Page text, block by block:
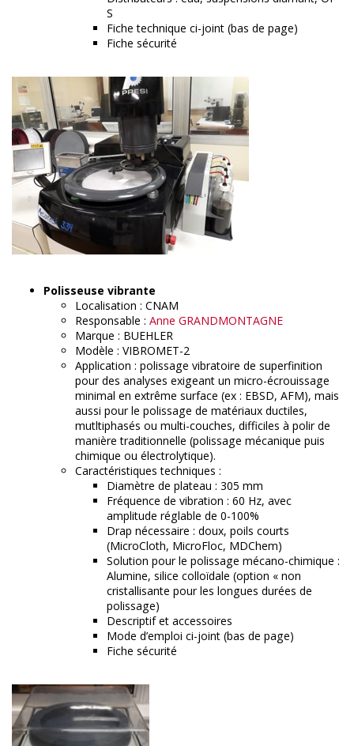
S
Fiche technique ci-joint (bas de page)
Fiche sécurité
Polisseuse vibrante
Localisation : CNAM
Responsable : Anne GRANDMONTAGNE
Marque : BUEHLER
Modèle : VIBROMET-2
Application : polissage vibratoire de superfinition
pour des analyses exigeant un micro-écrouissage
minimal en extrême surface (ex : EBSD, AFM), mais
aussi pour le polissage de matériaux ductiles,
mutltiphasés ou multi-couches, difficiles à polir de
manière traditionnelle (polissage mécanique puis
chimique ou électrolytique).
Caractéristiques techniques :
Diamètre de plateau : 305 mm
Fréquence de vibration : 60 Hz, avec
amplitude réglable de 0-100%
Drap nécessaire : doux, poils courts
(MicroCloth, MicroFloc, MDChem)
Solution pour le polissage mécano-chimique :
Alumine, silice colloïdale (option « non
cristallisante pour les longues durées de
polissage)
Descriptif et accessoires
Mode d’emploi ci-joint (bas de page)
Fiche sécurité